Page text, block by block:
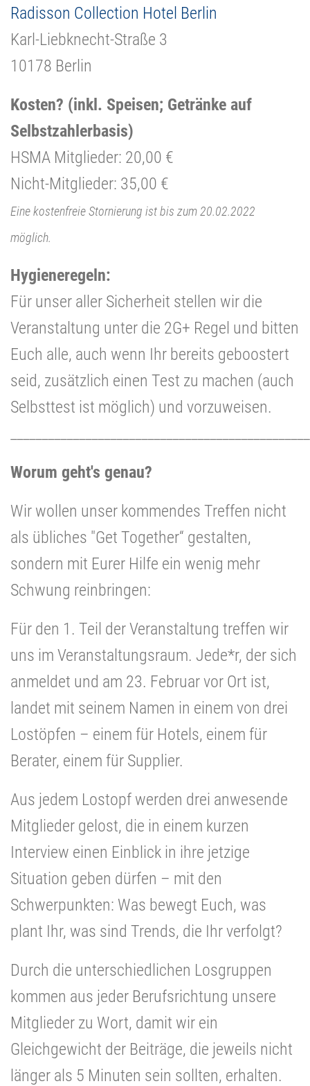
Radisson Collection Hotel Berlin
Karl-Liebknecht-Straße 3
10178 Berlin
Kosten? (inkl. Speisen; Getränke auf
Selbstzahlerbasis)
HSMA Mitglieder: 20,00 €
Nicht-Mitglieder: 35,00 €
Eine kostenfreie Stornierung ist bis zum 20.02.2022
möglich.
Hygieneregeln:
Für unser aller Sicherheit stellen wir die
Veranstaltung unter die 2G+ Regel und bitten
Euch alle, auch wenn Ihr bereits geboostert
seid, zusätzlich einen Test zu machen (auch
Selbsttest ist möglich) und vorzuweisen.
Worum geht's genau?
Wir wollen unser kommendes Treffen nicht
als übliches "Get Together“ gestalten,
sondern mit Eurer Hilfe ein wenig mehr
Schwung reinbringen:
Für den 1. Teil der Veranstaltung treffen wir
uns im Veranstaltungsraum. Jede*r, der sich
anmeldet und am 23. Februar vor Ort ist,
landet mit seinem Namen in einem von drei
Lostöpfen – einem für Hotels, einem für
Berater, einem für Supplier.
Aus jedem Lostopf werden drei anwesende
Mitglieder gelost, die in einem kurzen
Interview einen Einblick in ihre jetzige
Situation geben dürfen – mit den
Schwerpunkten: Was bewegt Euch, was
plant Ihr, was sind Trends, die Ihr verfolgt?
Durch die unterschiedlichen Losgruppen
kommen aus jeder Berufsrichtung unsere
Mitglieder zu Wort, damit wir ein
Gleichgewicht der Beiträge, die jeweils nicht
länger als 5 Minuten sein sollten, erhalten.